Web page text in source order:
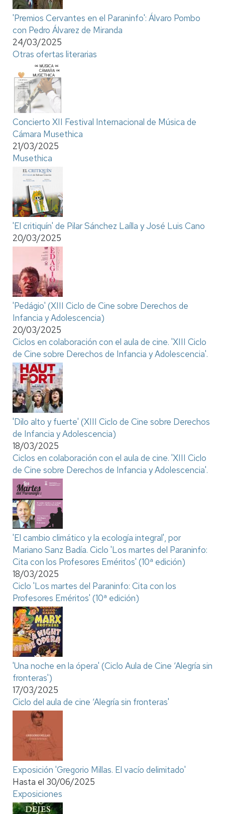
'Premios Cervantes en el Paraninfo': Álvaro Pombo
con Pedro Álvarez de Miranda
24/03/2025
Otras ofertas literarias
Concierto XII Festival Internacional de Música de
Cámara Musethica
21/03/2025
Musethica
'El critiquín' de Pilar Sánchez Laílla y José Luis Cano
20/03/2025
'Pedágio' (XIII Ciclo de Cine sobre Derechos de
Infancia y Adolescencia)
20/03/2025
Ciclos en colaboración con el aula de cine. 'XIII Ciclo
de Cine sobre Derechos de Infancia y Adolescencia'.
'Dilo alto y fuerte' (XIII Ciclo de Cine sobre Derechos
de Infancia y Adolescencia)
18/03/2025
Ciclos en colaboración con el aula de cine. 'XIII Ciclo
de Cine sobre Derechos de Infancia y Adolescencia'.
'El cambio climático y la ecología integral', por
Mariano Sanz Badía. Ciclo 'Los martes del Paraninfo:
Cita con los Profesores Eméritos' (10ª edición)
18/03/2025
Ciclo 'Los martes del Paraninfo: Cita con los
Profesores Eméritos' (10ª edición)
'Una noche en la ópera' (Ciclo Aula de Cine ‘Alegría sin
fronteras')
17/03/2025
Ciclo del aula de cine ‘Alegría sin fronteras'
Exposición 'Gregorio Millas. El vacío delimitado'
Hasta el 30/06/2025
Exposiciones